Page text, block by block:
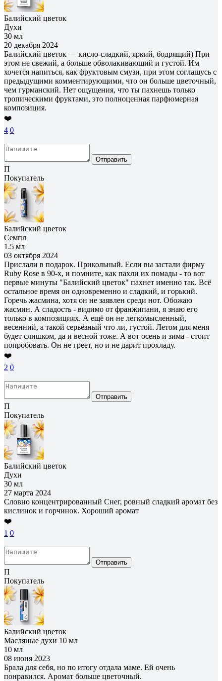
Балийский цветок
Духи
30 мл
20 декабря 2024
Балийский цветок — кисло-сладкий, яркий, бодрящий) При
этом не свежий, а больше обволакивающий и густой. Им
хочется напиться, как фруктовым смузи, при этом соглашусь с
предыдущими комментирующими, что он больше цветочный,
чем гурманский. Нет ощущения, что ты пахнешь только
тропическими фруктами, это полноценная парфюмерная
композиция.
❤️
4 0
Отправить
П
Покупатель
Балийский цветок
Семпл
1.5 мл
03 октября 2024
Прислали в подарок. Прикольный. Если вы застали фирму
Ruby Rose в 90-х, и помните, как пахли их помады - то вот
первые минуты "Балийский цветок" пахнет именно так. Всё
остальное время он одновременно и сладкий, и горький.
Горечь жасмина, хотя он не заявлен среди нот. Обожаю
жасмин. А сладость - видимо от франжипани, я знаю его
только в композициях. А ещё он не легкомысленный,
весенний, а такой серьёзный что ли, густой. Летом для меня
будет слишком, да и весной тоже. А вот осень и зима - стоит
попробовать. Он не греет, но и не дарит прохладу.
❤️
2 0
Отправить
П
Покупатель
Балийский цветок
Духи
30 мл
27 марта 2024
Словно концентрированный Снег, ровный сладкий аромат без
кислинок и горчинок. Хороший аромат
❤️
1 0
Отправить
П
Покупатель
Балийский цветок
Масляные духи 10 мл
10 мл
08 июня 2023
Брала для себя, но по итогу отдала маме. Ей очень
понравился. Аромат больше цветочный.